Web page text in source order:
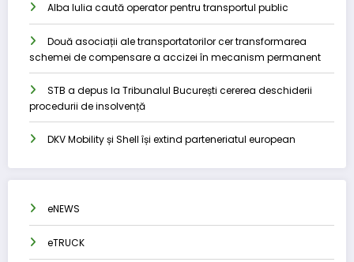
Alba Iulia caută operator pentru transportul public
Două asociații ale transportatorilor cer transformarea
schemei de compensare a accizei în mecanism permanent
STB a depus la Tribunalul București cererea deschiderii
procedurii de insolvență
DKV Mobility și Shell își extind parteneriatul european
eNEWS
eTRUCK